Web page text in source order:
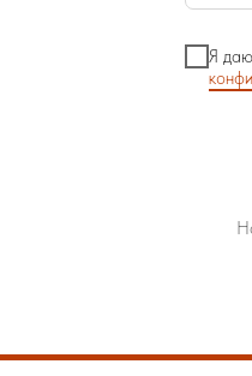
Я